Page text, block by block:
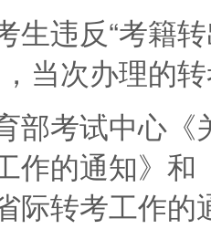
生违反“考籍
当次办理的
部考试中心
作的通知》
际转考工作